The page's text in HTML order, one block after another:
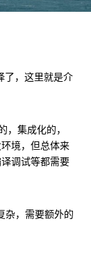
了，这里就是介
，集成化的，
境，但总体来
调试等都需要
杂，需要额外的